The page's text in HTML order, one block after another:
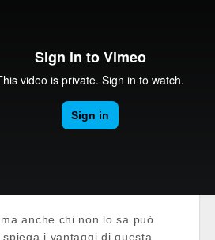
anche chi non lo sa può
i vantaggi di questa